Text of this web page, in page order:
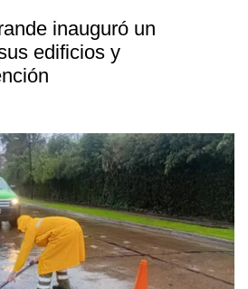
inauguró un
edificios y